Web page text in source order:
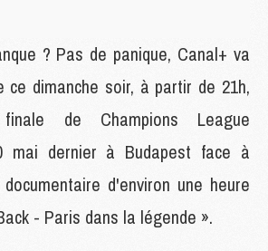
? Pas de panique, Canal+ va
ce dimanche soir, à partir de 21h,
de Champions League
mai dernier à Budapest face à
d'environ une heure
- Paris dans la légende ».